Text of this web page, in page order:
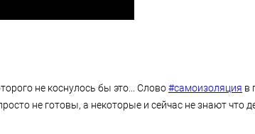
не коснулось бы это... Слово#самоизоляция в
не готовы, а некоторые и сейчас не знают что